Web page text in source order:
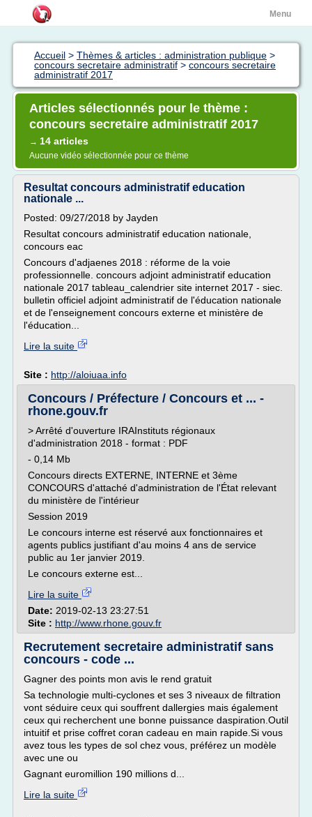
Menu
Accueil > Thèmes & articles : administration publique >
concours secretaire administratif > concours secretaire
administratif 2017
Articles sélectionnés pour le thème :
concours secretaire administratif 2017
→ 14 articles
Aucune vidéo sélectionnée pour ce thème
Resultat concours administratif education
nationale ...
Posted: 09/27/2018 by Jayden
Resultat concours administratif education nationale,
concours eac
Concours d'adjaenes 2018 : réforme de la voie
professionnelle. concours adjoint administratif education
nationale 2017 tableau_calendrier site internet 2017 - siec.
bulletin officiel adjoint administratif de l'éducation nationale
et de l'enseignement concours externe et ministère de
l'éducation...
Lire la suite
Site : http://aloiuaa.info
Concours / Préfecture / Concours et ... -
rhone.gouv.fr
> Arrêté d'ouverture IRAInstituts régionaux
d'administration 2018 - format : PDF
- 0,14 Mb
Concours directs EXTERNE, INTERNE et 3ème
CONCOURS d'attaché d'administration de l'État relevant
du ministère de l'intérieur
Session 2019
Le concours interne est réservé aux fonctionnaires et
agents publics justifiant d'au moins 4 ans de service
public au 1er janvier 2019.
Le concours externe est...
Lire la suite
Date: 2019-02-13 23:27:51
Site : http://www.rhone.gouv.fr
Recrutement secretaire administratif sans
concours - code ...
Gagner des points mon avis le rend gratuit
Sa technologie multi-cyclones et ses 3 niveaux de filtration
vont séduire ceux qui souffrent dallergies mais également
ceux qui recherchent une bonne puissance daspiration.Outil
intuitif et prise coffret coran cadeau en main rapide.Si vous
avez tous les types de sol chez vous, préférez un modèle
avec une ou
Gagnant euromillion 190 millions d...
Lire la suite